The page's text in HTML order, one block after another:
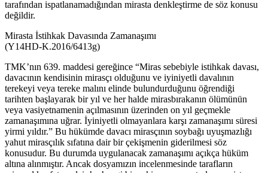
tarafından ispatlanamadığından mirasta denkleştirme de söz konusu
değildir.
Mirasta İstihkak Davasında Zamanaşımı
(Y14HD-K.2016/6413g)
TMK’nın 639. maddesi gereğince “Miras sebebiyle istihkak davası,
davacının kendisinin mirasçı olduğunu ve iyiniyetli davalının
terekeyi veya tereke malını elinde bulundurduğunu öğrendiği
tarihten başlayarak bir yıl ve her halde mirasbırakanın ölümünün
veya vasiyetnamenin açılmasının üzerinden on yıl geçmekle
zamanaşımına uğrar. İyiniyetli olmayanlara karşı zamanaşımı süresi
yirmi yıldır.” Bu hükümde davacı mirasçının soybağı uyuşmazlığı
yahut mirasçılık sıfatına dair bir çekişmenin giderilmesi söz
konusudur. Bu durumda uygulanacak zamanaşımı açıkça hüküm
altına alınmıştır. Ancak dosyamızın incelenmesinde tarafların